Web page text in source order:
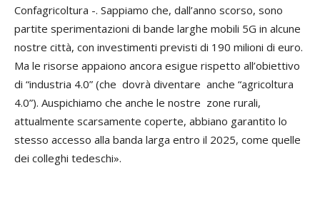
Confagricoltura -. Sappiamo che, dall’anno scorso, sono
partite sperimentazioni di bande larghe mobili 5G in alcune
nostre città, con investimenti previsti di 190 milioni di euro.
Ma le risorse appaiono ancora esigue rispetto all’obiettivo
di “industria 4.0” (che dovrà diventare anche “agricoltura
4.0”). Auspichiamo che anche le nostre zone rurali,
attualmente scarsamente coperte, abbiano garantito lo
stesso accesso alla banda larga entro il 2025, come quelle
dei colleghi tedeschi».